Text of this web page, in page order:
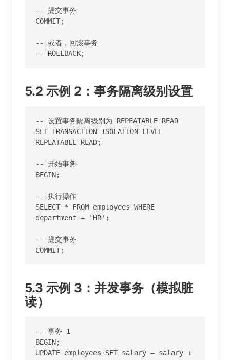
-- 提交事务
COMMIT;
-- 或者，回滚事务
-- ROLLBACK;
5.2 示例 2：事务隔离级别设置
-- 设置事务隔离级别为 REPEATABLE READ
SET TRANSACTION ISOLATION LEVEL
REPEATABLE READ;
-- 开始事务
BEGIN;
-- 执行操作
SELECT * FROM employees WHERE
department = 'HR';
-- 提交事务
COMMIT;
5.3 示例 3：并发事务（模拟脏
读）
-- 事务 1
BEGIN;
UPDATE employees SET salary = salary +